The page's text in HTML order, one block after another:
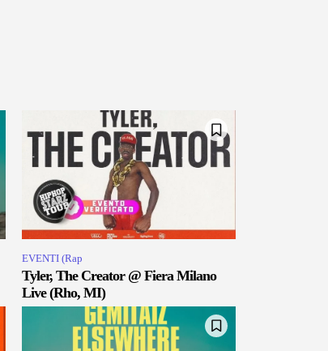
EVENTI (Rap
Tyler, The Creator @ Fiera Milano
Live (Rho, MI)